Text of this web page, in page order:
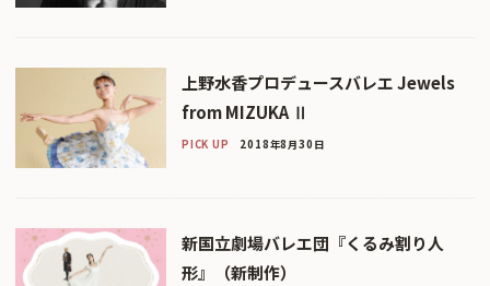
上野水香プロデュースバレエ Jewels
from MIZUKA Ⅱ
PICK UP 2018年8月30日
新国立劇場バレエ団『くるみ割り人
形』（新制作）